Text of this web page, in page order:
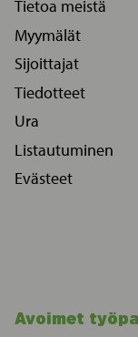
Tietoa meistä
Myymälät
Sijoittajat
Tiedotteet
Ura
Listautuminen
Evästeet
Avoimet